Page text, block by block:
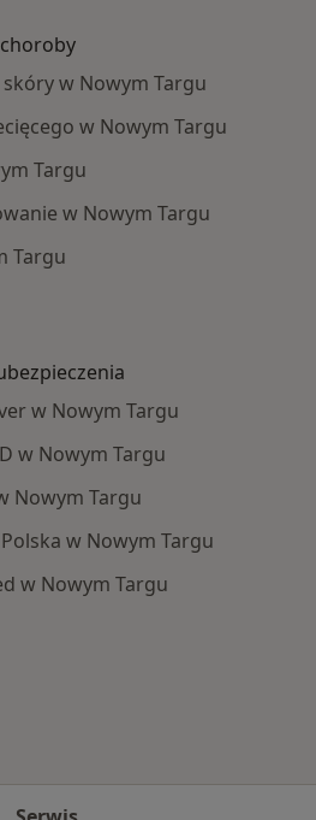
w Nowym Targu
w Nowym Targu
Targu
w Nowym Targu
Targu
w Nowym Targu
w Nowym Targu
Nowym Targu
w Nowym Targu
w Nowym Targu